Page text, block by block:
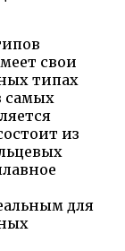
свои
типах
самых
из
для